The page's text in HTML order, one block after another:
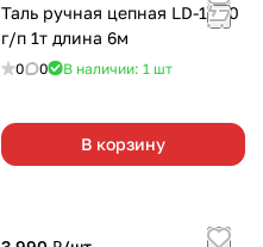
Таль ручная цепная LD-1000
г/п 1т длина 6м
0 0 В наличии: 1 шт
В корзину